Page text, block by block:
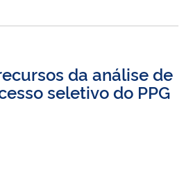
da análise de
seletivo do PPG